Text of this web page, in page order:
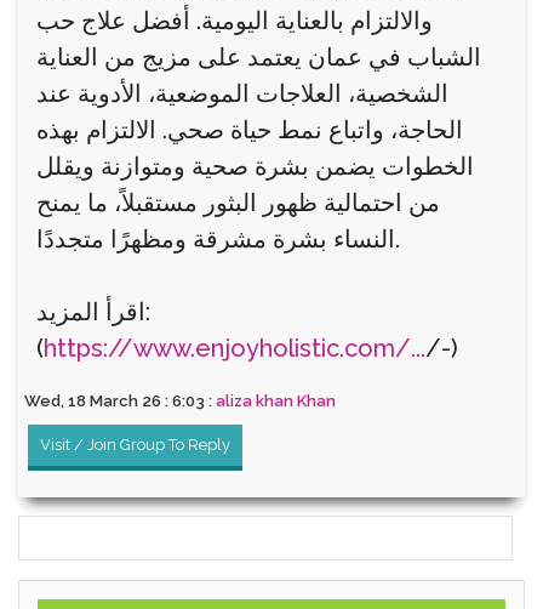
والالتزام بالعناية اليومية. أفضل علاج حب
الشباب في عمان يعتمد على مزيج من العناية
الشخصية، العلاجات الموضعية، الأدوية عند
الحاجة، واتباع نمط حياة صحي. الالتزام بهذه
الخطوات يضمن بشرة صحية ومتوازنة ويقلل
من احتمالية ظهور البثور مستقبلاً، ما يمنح
النساء بشرة مشرقة ومظهرًا متجددًا.
اقرأ المزيد:
(https://www.enjoyholistic.com/.../-)
Wed, 18 March 26 : 6:03 : aliza khan Khan
Visit / Join Group To Reply